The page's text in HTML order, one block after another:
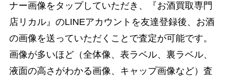
ナー画像をタップしていただき、『お酒買取専門
店リカル』のLINEアカウントを友達登録後、お酒
の画像を送っていただくことで査定が可能です。
画像が多いほど（全体像、表ラベル、裏ラベル、
液面の高さがわかる画像、キャップ画像など）査